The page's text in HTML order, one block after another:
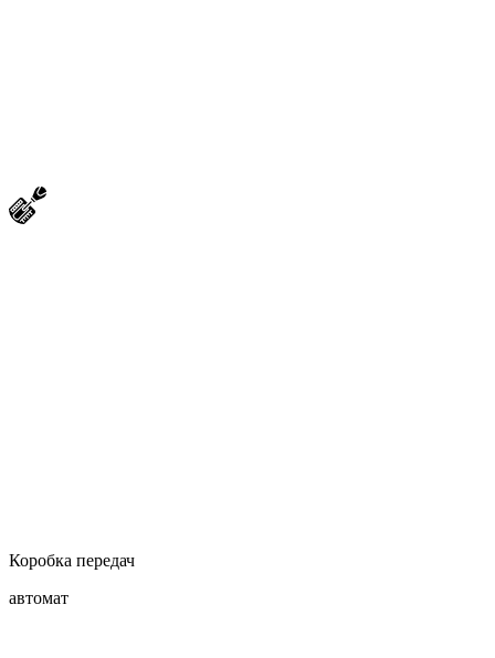
Коробка передач
автомат